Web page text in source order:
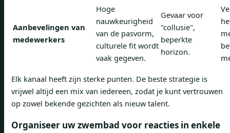
Aanbevelingen van
medewerkers
Hoge
nauwkeurigheid
van de pasvorm,
culturele fit wordt
vaak gegeven.
Gevaar voor
"collusie",
beperkte
horizon.
Elk kanaal heeft zijn sterke punten. De beste strategie is
vrijwel altijd een mix van iedereen, zodat je kunt vertrouwen
op zowel bekende gezichten als nieuw talent.
Organiseer uw zwembad voor reacties in enkele